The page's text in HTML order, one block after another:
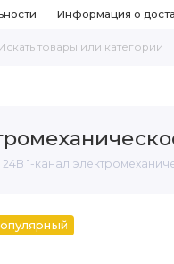
Информация о
1-канал